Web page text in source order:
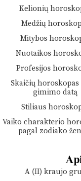
Kelionių
Medžių
Mitybos
Nuotaikos
Profesijos
Skaičių horoskopas
gimimo datą
Stiliaus
Vaiko charakterio
pagal zodiako
A (II) kraujo